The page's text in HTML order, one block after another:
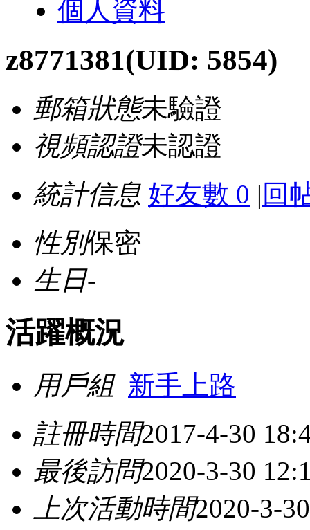
個人資料
z8771381(UID: 5854)
郵箱狀態未驗證
視頻認證未認證
統計信息 好友數 0 | 回
性別保密
生日-
活躍概況
用戶組 新手上路
註冊時間2017-4-30
最後訪問2020-3-30
上次活動時間2020-3-